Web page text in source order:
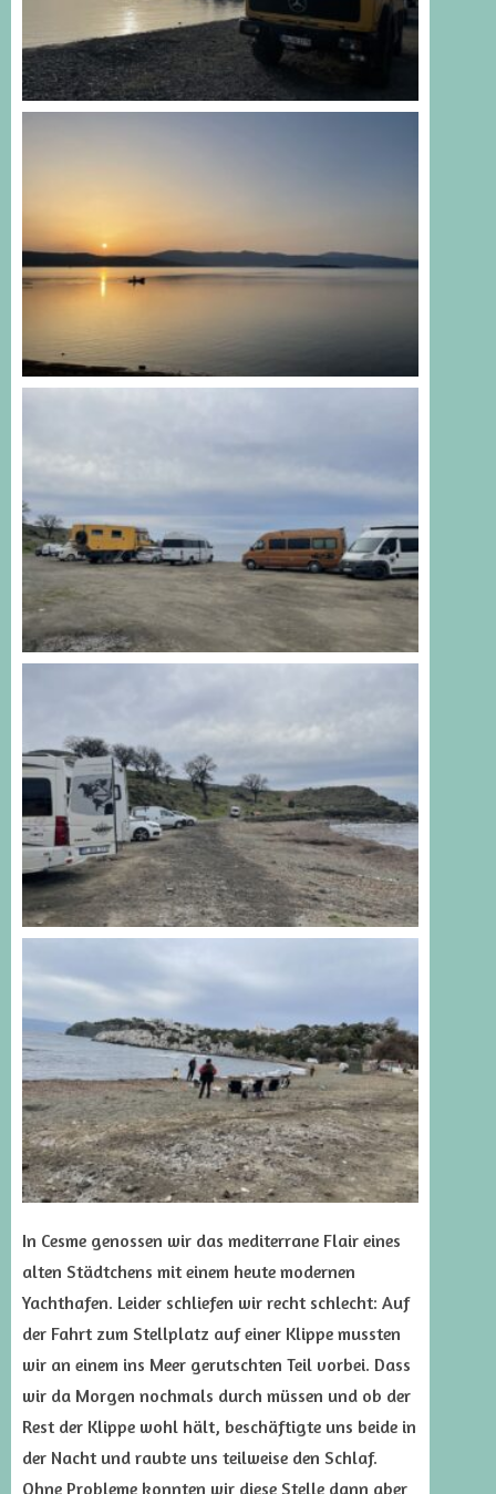
In Cesme genossen wir das mediterrane Flair eines
alten Städtchens mit einem heute modernen
Yachthafen. Leider schliefen wir recht schlecht: Auf
der Fahrt zum Stellplatz auf einer Klippe mussten
wir an einem ins Meer gerutschten Teil vorbei. Dass
wir da Morgen nochmals durch müssen und ob der
Rest der Klippe wohl hält, beschäftigte uns beide in
der Nacht und raubte uns teilweise den Schlaf.
Ohne Probleme konnten wir diese Stelle dann aber